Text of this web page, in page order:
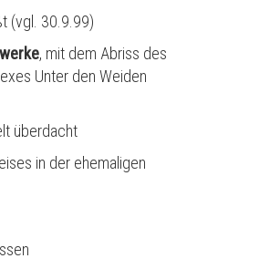
(vgl. 30.9.99)
, mit dem Abriss des
Unter den Weiden
überdacht
in der ehemaligen